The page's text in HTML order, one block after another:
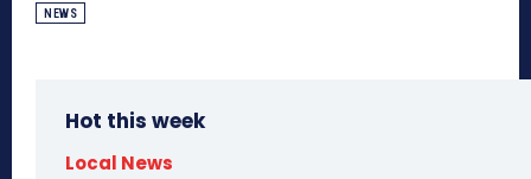
NEWS
Hot this week
Local News